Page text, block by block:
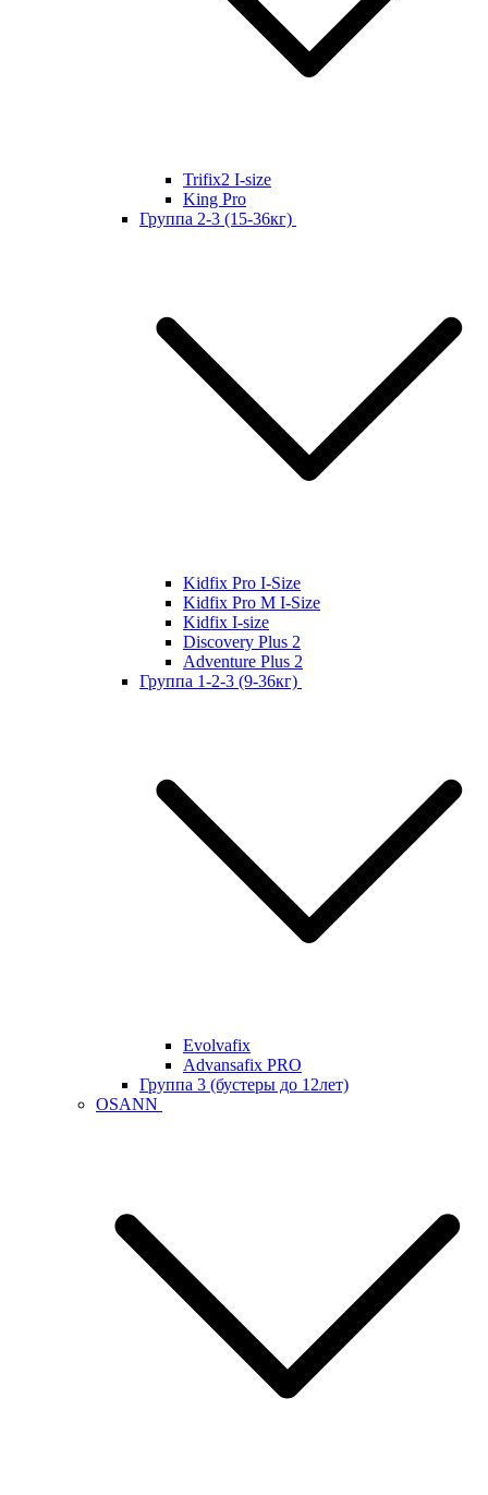
Trifix2 I-size
King Pro
Группа 2-3 (15-36кг)
Kidfix Pro I-Size
Kidfix Pro M I-Size
Kidfix I-size
Discovery Plus 2
Adventure Plus 2
Группа 1-2-3 (9-36кг)
Evolvafix
Advansafix PRO
Группа 3 (бустеры до 12лет)
OSANN